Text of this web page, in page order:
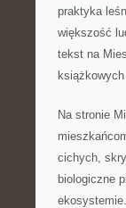
praktyka
większość
tekst na
Na stronie
cichych,
biologiczne
ekosystemie.